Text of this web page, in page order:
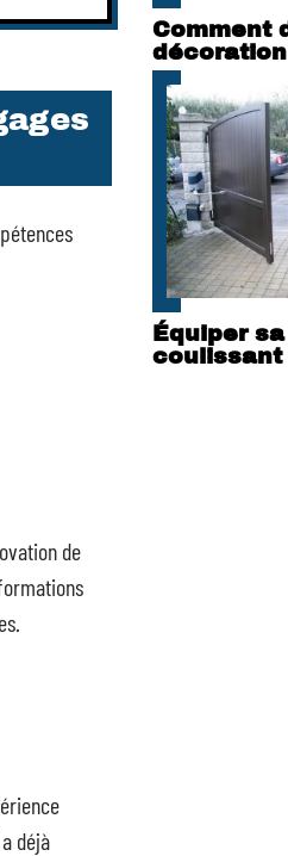
de
déjà
Comment
décoration
Équiper
coulissant